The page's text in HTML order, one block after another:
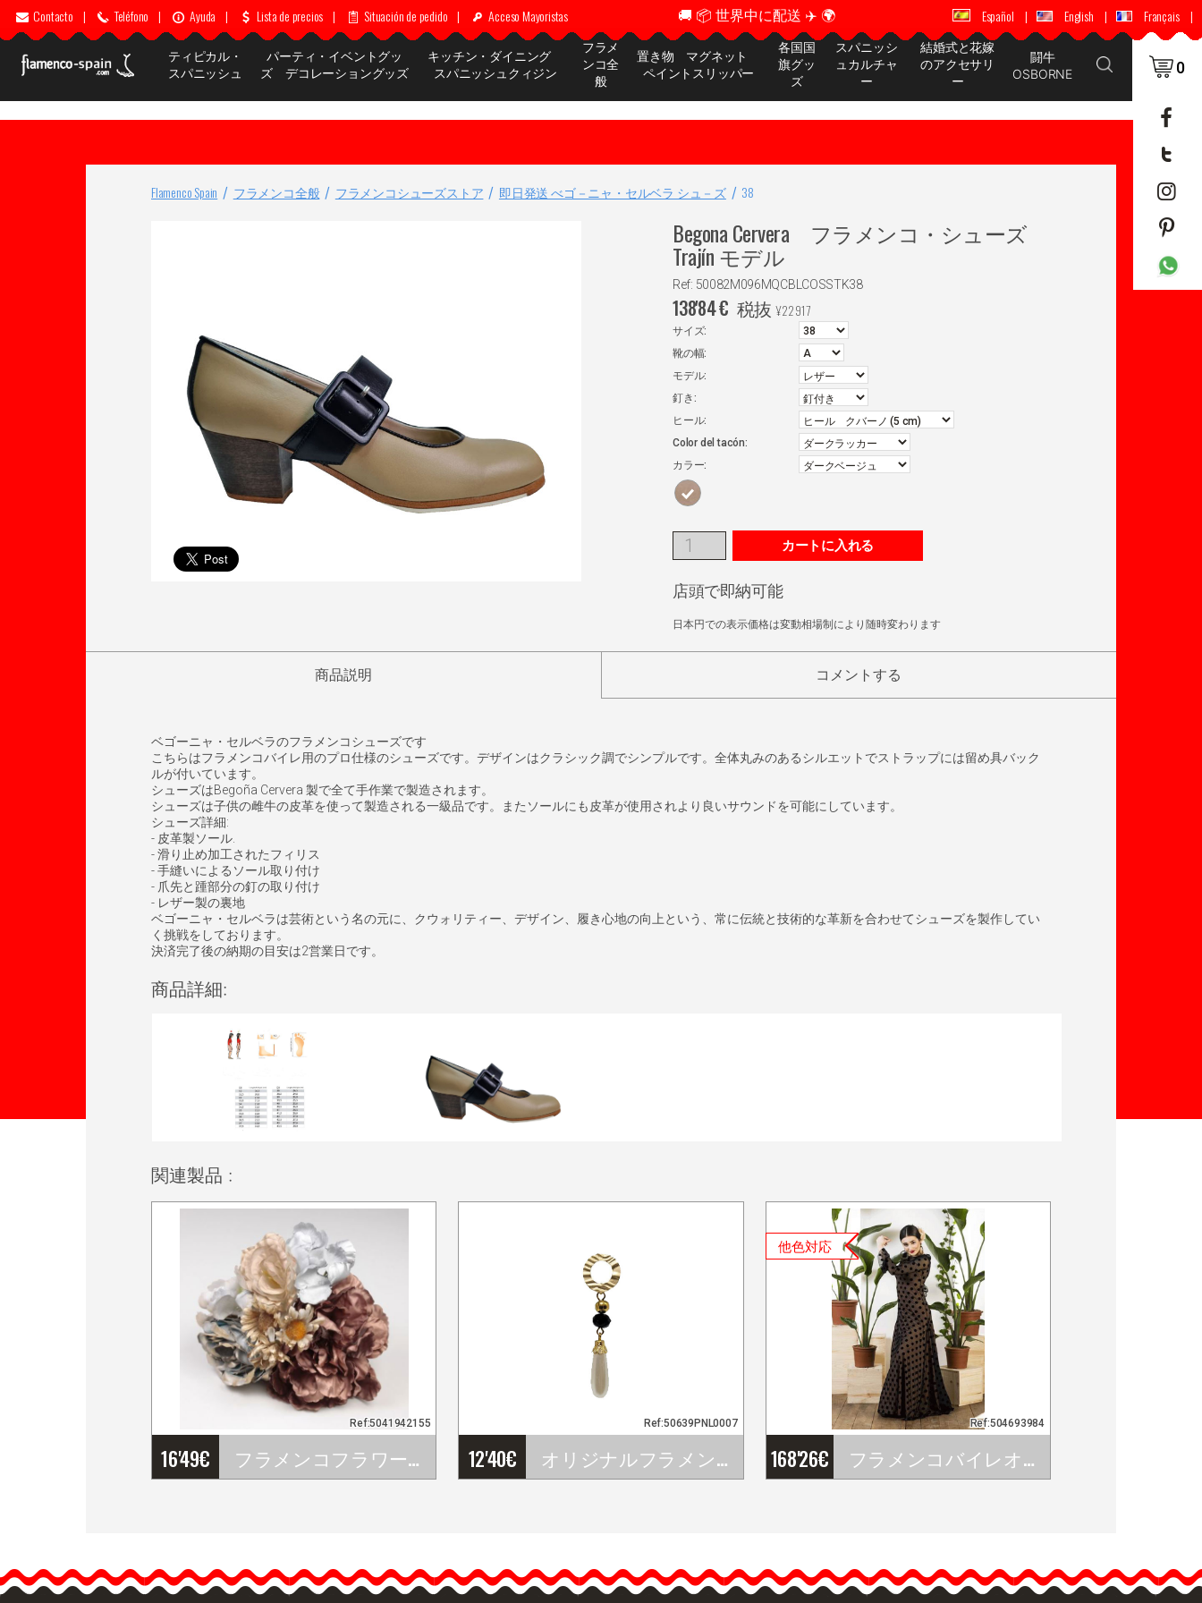
Contacto | Teléfono | Ayuda | Lista de precios | Situación de pedido | Acceso Mayoristas 🚚 📦 世界中に配送 ✈️ 🌍 🚚 📦 世界中に配送 ✈️ 🌍
Español | English | Français |
ティピカル・
スパニッシュ
パーティ・イベントグッ
ズ デコレーショングッズ
キッチン・ダイニング
スパニッシュクィジン
フラメ
ンコ全
般
置き物 マグネット
ペイントスリッパー
各国国
旗グッ
ズ
スパニッシ
ュカルチャ
ー
結婚式と花嫁
のアクセサリ
ー
闘牛
OSBORNE
0
Flamenco Spain フラメンコ全般 フラメンコシューズストア 即日発送 べゴ－ニャ・セルベラ シュ－ズ 38
Begona Cervera フラメンコ・シューズ
Trajín モデル
Ref: 50082M096MQCBLCOSSTK38
138'84€ 税抜 ¥22917
サイズ:
靴の幅:
モデル:
釘き:
ヒール:
Color del tacón:
カラー:
カートに入れる
店頭で即納可能
日本円での表示価格は変動相場制により随時変わります
商品説明 コメントする
ベゴーニャ・セルベラのフラメンコシューズです
こちらはフラメンコバイレ用のプロ仕様のシューズです。デザインはクラシック調でシンプルです。全体丸みのあるシルエットでストラップには留め具バック
ルが付いています。
シューズはBegoña Cervera 製で全て手作業で製造されます。
シューズは子供の雌牛の皮革を使って製造される一級品です。またソールにも皮革が使用されより良いサウンドを可能にしています。
シューズ詳細:
- 皮革製ソール.
- 滑り止め加工されたフィリス
- 手縫いによるソール取り付け
- 爪先と踵部分の釘の取り付け
- レザー製の裏地
ベゴーニャ・セルベラは芸術という名の元に、クウォリティー、デザイン、履き心地の向上という、常に伝統と技術的な革新を合わせてシューズを製作してい
く挑戦をしております。
決済完了後の納期の目安は2営業日です。
商品詳細:
関連製品 :
16'49€ フラメンコフラワーの束. Ref. 42155
Ref:5041942155
p;
12'40€ オリジナルフラメンコピアス
Ref:50639PNL0007
他色対応
168'26€ フラメンコバイレオーバードレス Ojanco. Davedans
Ref:504693984